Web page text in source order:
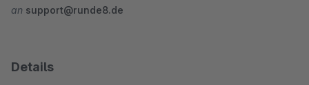
an support@runde8.de
Details